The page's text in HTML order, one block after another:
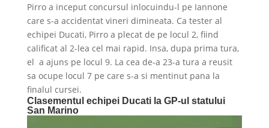
Pirro a inceput concursul inlocuindu-l pe Iannone
care s-a accidentat vineri dimineata. Ca tester al
echipei Ducati, Pirro a plecat de pe locul 2, fiind
calificat al 2-lea cel mai rapid. Insa, dupa prima tura,
el a ajuns pe locul 9. La cea de-a 23-a tura a reusit
sa ocupe locul 7 pe care s-a si mentinut pana la
finalul cursei.
Clasementul echipei Ducati la GP-ul statului
San Marino